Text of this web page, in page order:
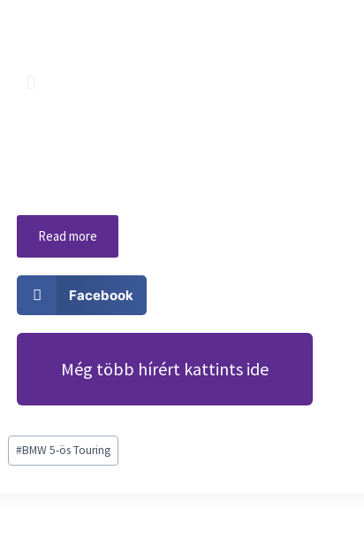
Read more
Facebook
Még több hírért kattints ide
#BMW 5-ös Touring